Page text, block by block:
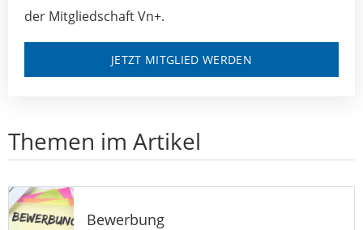
der Mitgliedschaft Vn+.
JETZT MITGLIED WERDEN
Themen im Artikel
Bewerbung